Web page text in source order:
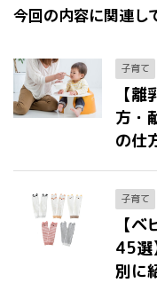
今回の内容に関連し
子育て
【
方・
の仕
子育て
【
45選
別に